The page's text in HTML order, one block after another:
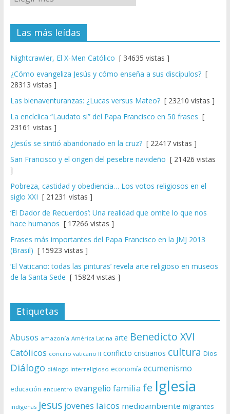
Las más leídas
Nightcrawler, El X-Men Católico [ 34635 vistas ]
¿Cómo evangeliza Jesús y cómo enseña a sus discípulos?[
28313 vistas ]
Las bienaventuranzas: ¿Lucas versus Mateo?[ 23210 vistas ]
La encíclica “Laudato si” del Papa Francisco en 50 frases [
23161 vistas ]
¿Jesús se sintió abandonado en la cruz?[ 22417 vistas ]
San Francisco y el origen del pesebre navideño [ 21426 vistas
]
Pobreza, castidad y obediencia… Los votos religiosos en el
siglo XXI [ 21231 vistas ]
‘El Dador de Recuerdos’: Una realidad que omite lo que nos
hace humanos [ 17266 vistas ]
Frases más importantes del Papa Francisco en la JMJ 2013
(Brasil) [ 15923 vistas ]
‘El Vaticano: todas las pinturas’ revela arte religioso en museos
de la Santa Sede [ 15824 vistas ]
Etiquetas
Abusos amazonía América Latina arte Benedicto XVI
Católicos concilio vaticano II conflicto cristianos cultura Dios
Diálogo diálogo interreligioso economía ecumenismo
educación encuentro evangelio familia fe Iglesia
indígenas Jesus jovenes laicos medioambiente migrantes